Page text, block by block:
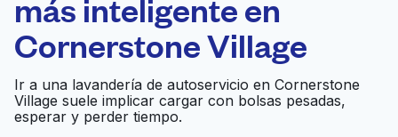
United States ES
más inteligente en
Cornerstone Village
Ir a una lavandería de autoservicio en Cornerstone
Village suele implicar cargar con bolsas pesadas,
esperar y perder tiempo.